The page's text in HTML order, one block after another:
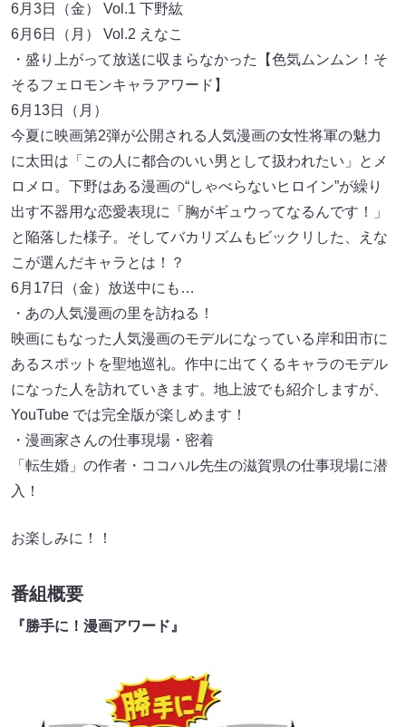
6月3日（金） Vol.1 下野紘
6月6日（月） Vol.2 えなこ
・盛り上がって放送に収まらなかった【色気ムンムン！そ
そるフェロモンキャラアワード】
6月13日（月）
今夏に映画第2弾が公開される人気漫画の女性将軍の魅力
に太田は「この人に都合のいい男として扱われたい」とメ
ロメロ。下野はある漫画の“しゃべらないヒロイン”が繰り
出す不器用な恋愛表現に「胸がギュウってなるんです！」
と陥落した様子。そしてバカリズムもビックリした、えな
こが選んだキャラとは！？
6月17日（金）放送中にも…
・あの人気漫画の里を訪ねる！
映画にもなった人気漫画のモデルになっている岸和田市に
あるスポットを聖地巡礼。作中に出てくるキャラのモデル
になった人を訪れていきます。地上波でも紹介しますが、
YouTube では完全版が楽しめます！
・漫画家さんの仕事現場・密着
「転生婚」の作者・ココハル先生の滋賀県の仕事現場に潜
入！
お楽しみに！！
番組概要
『勝手に！漫画アワード』